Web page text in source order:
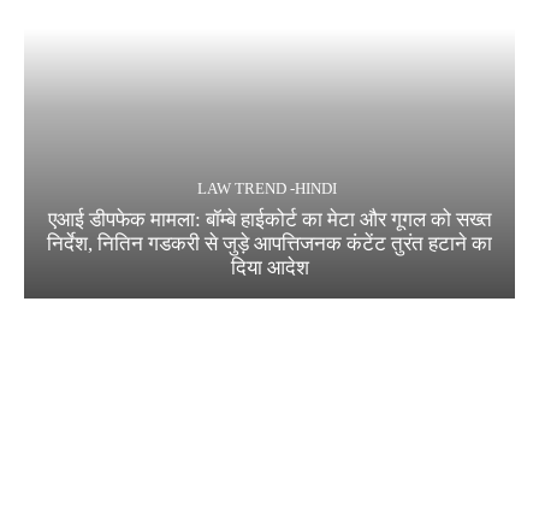
LAW TREND -HINDI
एआई डीपफेक मामला: बॉम्बे हाईकोर्ट का मेटा और गूगल को सख्त
निर्देश, नितिन गडकरी से जुड़े आपत्तिजनक कंटेंट तुरंत हटाने का
दिया आदेश